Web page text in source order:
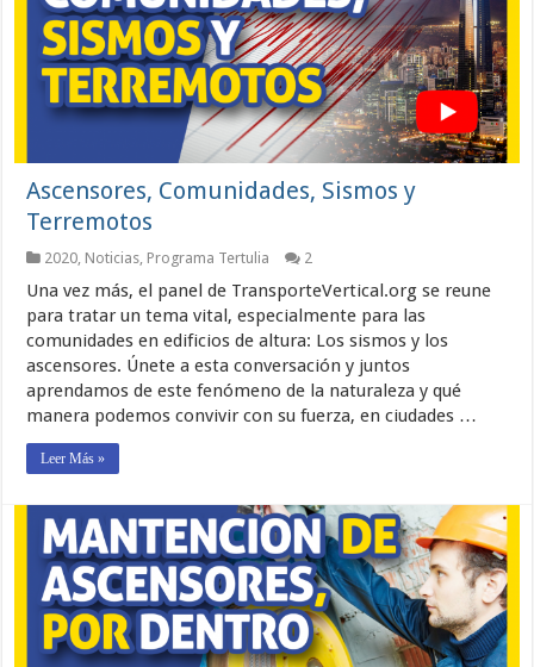
Ascensores, Comunidades, Sismos y
Terremotos
2020, Noticias, Programa Tertulia 2
Una vez más, el panel de TransporteVertical.org se reune
para tratar un tema vital, especialmente para las
comunidades en edificios de altura: Los sismos y los
ascensores. Únete a esta conversación y juntos
aprendamos de este fenómeno de la naturaleza y qué
manera podemos convivir con su fuerza, en ciudades …
Leer Más »